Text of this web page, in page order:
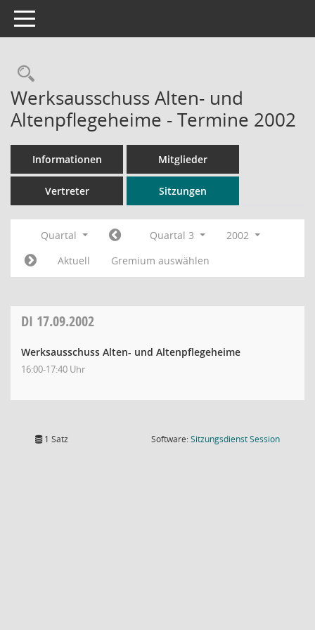
Toggle navigation
Rechercheauswahl
Werksausschuss Alten- und
Altenpflegeheime - Termine 2002
Informationen Mitglieder
Vertreter Sitzungen
Quartal Quartal 3
2002
Aktuell
Gremium auswählen
DI 17.09.2002
Werksausschuss Alten- und Altenpflegeheime
16:00-17:40 Uhr
1 Satz Software:SitzungsdienstSession(Wird in